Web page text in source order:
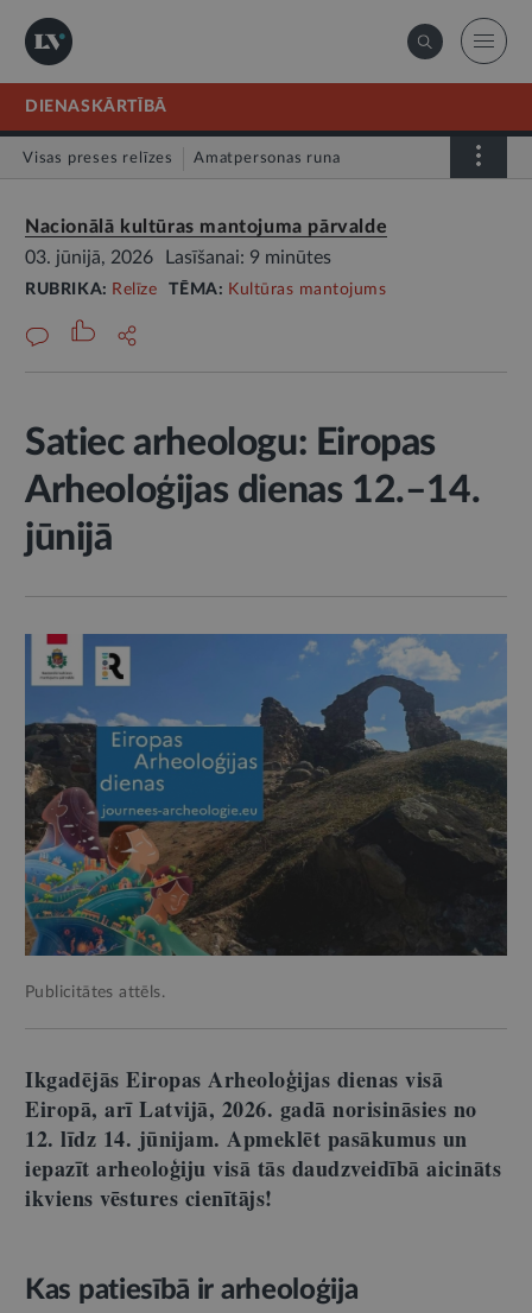
DIENASKĀRTĪBĀ
Visas preses relīzes Amatpersonas runa
Nacionālā kultūras mantojuma pārvalde
03. jūnijā, 2026
Lasīšanai: 9 minūtes
RUBRIKA: Relīze TĒMA: Kultūras mantojums
Satiec arheologu: Eiropas
Arheoloģijas dienas 12.–14.
jūnijā
Publicitātes attēls.
Ikgadējās Eiropas Arheoloģijas dienas visā
Eiropā, arī Latvijā, 2026. gadā norisināsies no
12. līdz 14. jūnijam. Apmeklēt pasākumus un
iepazīt arheoloģiju visā tās daudzveidībā aicināts
ikviens vēstures cienītājs!
Kas patiesībā ir arheoloģija